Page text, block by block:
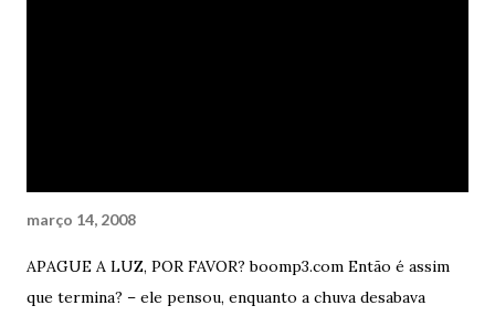
março 14, 2008
APAGUE A LUZ, POR FAVOR? boomp3.com Então é assim
que termina? – ele pensou, enquanto a chuva desabava